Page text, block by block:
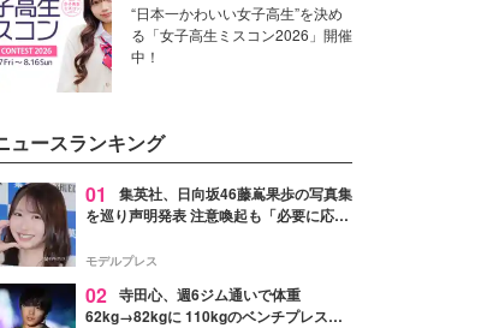
“日本一かわいい女子高生”を決め
る「女子高生ミスコン2026」開催
中！
ュースランキング
01
集英社、日向坂46藤嶌果歩の写真集
を巡り声明発表 注意喚起も「必要に応じ
モデルプレス
02 寺田心、週6ジム通いで体重
62kg→82kgに 110kgのベンチプレス持